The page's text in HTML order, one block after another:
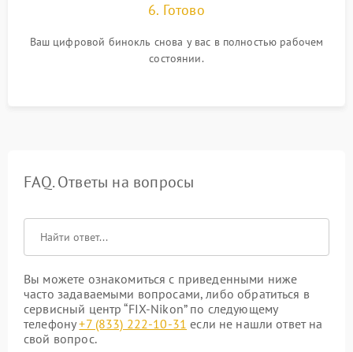
6. Готово
Ваш цифровой бинокль снова у вас в полностью рабочем
состоянии.
FAQ. Ответы на вопросы
Вы можете ознакомиться с приведенными ниже
часто задаваемыми вопросами, либо обратиться в
сервисный центр “FIX-Nikon” по следующему
телефону+7 (833) 222-10-31 если не нашли ответ на
свой вопрос.